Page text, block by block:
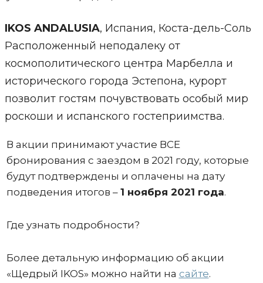
IKOS ANDALUSIA, Испания, Коста-дель-Соль
Расположенный неподалеку от
космополитического центра Марбелла и
исторического города Эстепона, курорт
позволит гостям почувствовать особый мир
роскоши и испанского гостеприимства.
В акции принимают участие ВСЕ
бронирования с заездом в 2021 году, которые
будут подтверждены и оплачены на дату
подведения итогов – 1 ноября 2021 года.
Где узнать подробности?
Более детальную информацию об акции
«Щедрый IKOS» можно найти на сайте.